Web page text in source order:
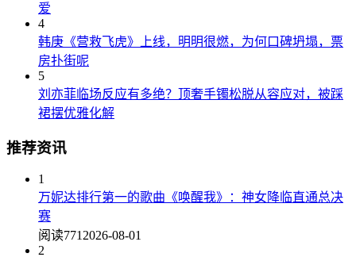
爱
4
韩庚《营救飞虎》上线，明明很燃，为何口碑坍塌，票
房扑街呢
5
刘亦菲临场反应有多绝？顶奢手镯松脱从容应对，被踩
裙摆优雅化解
推荐资讯
1
万妮达排行第一的歌曲《唤醒我》：神女降临直通总决
赛
阅读771 2026-08-01
2